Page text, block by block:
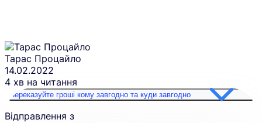
Тарас Процайло
14.02.2022
4 хв на читання
Переказуйте гроші кому завгодно та куди завгодно
Відправлення з